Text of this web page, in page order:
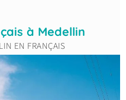
à Medellin
EN FRANÇAIS